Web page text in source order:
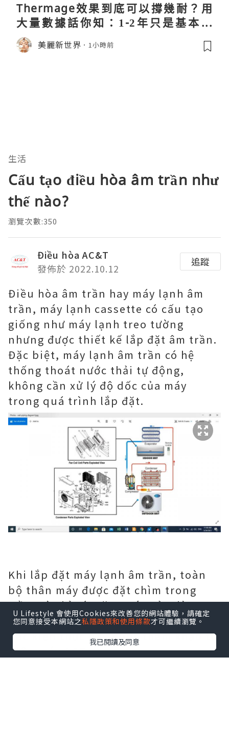
Thermage效果到底可以撐幾耐？用
大量數據話你知：1-2年只是基本操
作！
美麗新世界 1小時前
生活
Cấu tạo điều hòa âm trần như
thế nào?
瀏覽次數:350
Điều hòa AC&T
發佈於 2022.10.12
追蹤
Điều hòa âm trần hay máy lạnh âm
trần, máy lạnh cassette có cấu tạo
giống như máy lạnh treo tường
nhưng được thiết kế lắp đặt âm trần.
Đặc biệt, máy lạnh âm trần có hệ
thống thoát nước thải tự động,
không cần xử lý độ dốc của máy
trong quá trình lắp đặt.
Khi lắp đặt máy lạnh âm trần, toàn
bộ thân máy được đặt chìm trong
trần, và chỉ có mặt trước của dàn
lạnh là nhô ra.
Các kiến thức này được tham khảo từ
Điện máy ACT
U Lifestyle 會使用Cookies來改善您的網站體驗，請確定
您同意接受本網站之私隱政策和使用條款才可繼續瀏覽。
我已閱讀及同意